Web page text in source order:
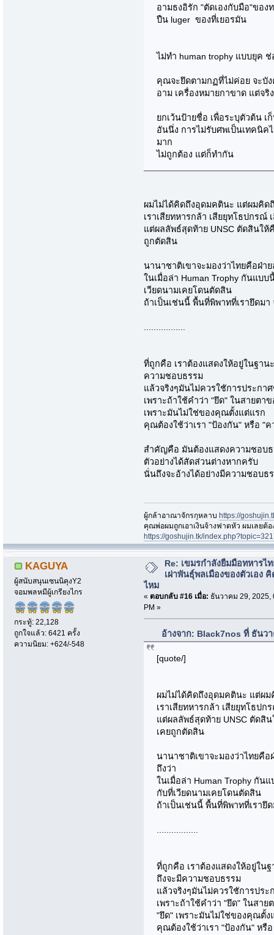
อามธงอิรัก "ตัดเองกับมือ"ของ
ปืน luger ของที่เยอรมัน
ไม่ทำ human trophy แบบยุค
คุณจะยึดตามกฏที่ไม่ค่อย จะบัง
อาม เครื่องหมายกาขาด แต่จริ
ยกเว้นป้ายชื่อ เพื่อระบุตัวต้น เ
อันนึ่ง การไม่รับศพเป็นเทคนิค
มาก
ไม่ถูกต้อง แต่ก็ทำกัน
ผมไม่ได้คิดถึงอุดมคตินะ แต่ผมคิด
เราเสียทหารกล้า เสียยุทโธปกรณ์
แต่ผลลัพธ์สุดท้าย UNSC ตัดสินใ
ถูกตัดสิน
นานาชาติเขาจะมองว่าไทยคือฝ่า
ในเมื่อล่า Human Trophy กันแบ
เวียดนามเคยโดนตัดสิน
ถ้าเป็นเช่นนี้ พื้นที่พิพาทที่เรายึดม
.................
ที่ถูกคือ เราต้องแสดงให้อยู่ในฐา
ความชอบธรรม
แล้วจริงๆมันไม่ควรใชัการประกา
เพราะถ้าใช้คำว่า "ยึด" ในสายต
เพราะมันไม่ใช่ของคุณตั้งแต่แรก
คุณต้องใช้ว่าเรา "ป้องกัน" หรือ "
สำคัญคือ มันต้องแสดงความชอบธ
ตัวอย่างได้สัดส่วนต่างหากครับ
นั่นถึงจะอ้างได้อย่างมีความชอบธ
ผู้กล้าอาณาจักรกุหลาบ https://
คุณพ่อผมถูกเอาเงินจ้างฟาดหัว ผมเลยต้
https://goshujin.tk/
KAGUYA
ผู้สนับสนุนเซนนิคุงY2
จอมพลหมีผู้เกรียงไกร
กระทู้: 22,128
ถูกใจแล้ว: 6421 ครั้ง
ความนิยม: +624/-548
Re: เขมรกำลังยืมมือทหารไ
เผ่าพันธุ์พลเมืองของตัวเอง คิ
ไหม
« ตอบกลับ #16 เมื่อ: ธันวาคม 29, 2025,
PM »
อ้างจาก: Black7nos ที่ ธันว
[quote/]
ผมไม่ได้คิดถึงอุดมคตินะ แต่ผ
เราเสียทหารกล้า เสียยุทโธป
แต่ผลลัพธ์สุดท้าย UNSC ตัดสิ
เคยถูกตัดสิน
นานาชาติเขาจะมองว่าไทยคือ
ถึงว่า
ในเมื่อล่า Human Trophy กัน
กับที่เวียดนามเคยโดนตัดสิน
ถ้าเป็นเช่นนี้ พื้นที่พิพาทที่เรายึ
ที่ถูกคือ เราต้องแสดงให้อยู่ใน
ถึงจะมีความชอบธรรม
แล้วจริงๆมันไม่ควรใชัการประ
เพราะถ้าใช้คำว่า "ยึด" ในสา
"ยึด" เพราะมันไม่ใช่ของคุณตั้ง
คุณต้องใช้ว่าเรา "ป้องกัน" หรื